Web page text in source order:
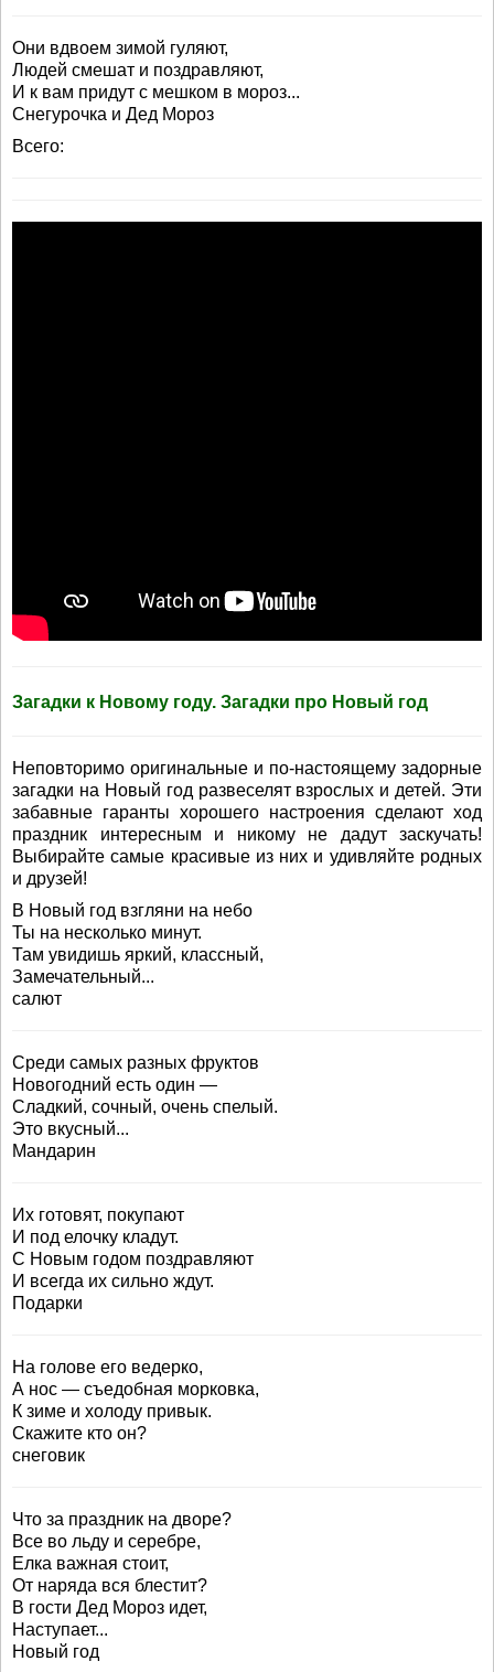
Они вдвоем зимой гуляют,
Людей смешат и поздравляют,
И к вам придут с мешком в мороз...
Снегурочка и Дед Мороз
Всего:
Загадки к Новому году. Загадки про Новый год
Неповторимо оригинальные и по-настоящему задорные
загадки на Новый год развеселят взрослых и детей. Эти
забавные гаранты хорошего настроения сделают ход
праздник интересным и никому не дадут заскучать!
Выбирайте самые красивые из них и удивляйте родных
и друзей!
В Новый год взгляни на небо
Ты на несколько минут.
Там увидишь яркий, классный,
Замечательный...
салют
Среди самых разных фруктов
Новогодний есть один —
Сладкий, сочный, очень спелый.
Это вкусный...
Мандарин
Их готовят, покупают
И под елочку кладут.
С Новым годом поздравляют
И всегда их сильно ждут.
Подарки
На голове его ведерко,
А нос — съедобная морковка,
К зиме и холоду привык.
Скажите кто он?
снеговик
Что за праздник на дворе?
Все во льду и серебре,
Елка важная стоит,
От наряда вся блестит?
В гости Дед Мороз идет,
Наступает...
Новый год